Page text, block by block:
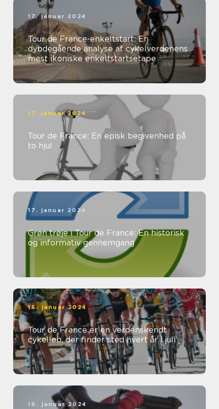
17. januar 2024
Tour de France-enkeltstart: En
dybdegående analyse af cykelverdenens
mest ikoniske enkeltstartsetape
17. januar 2024
Tour de France: En episk begivenhed på
to hjul
17. januar 2024
Grøn trøje i Tour de France: En historisk
og informativ gennemgang
16. januar 2024
Tour de France er en verdenskendt
cykelløb, der finder sted hvert år i juli
16. januar 2024